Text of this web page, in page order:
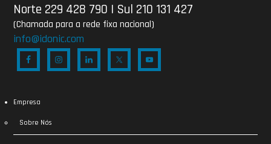
Norte 229 428 790 | Sul 210 131 427
(Chamada para a rede fixa nacional)
info@idonic.com
Empresa
Sobre Nós